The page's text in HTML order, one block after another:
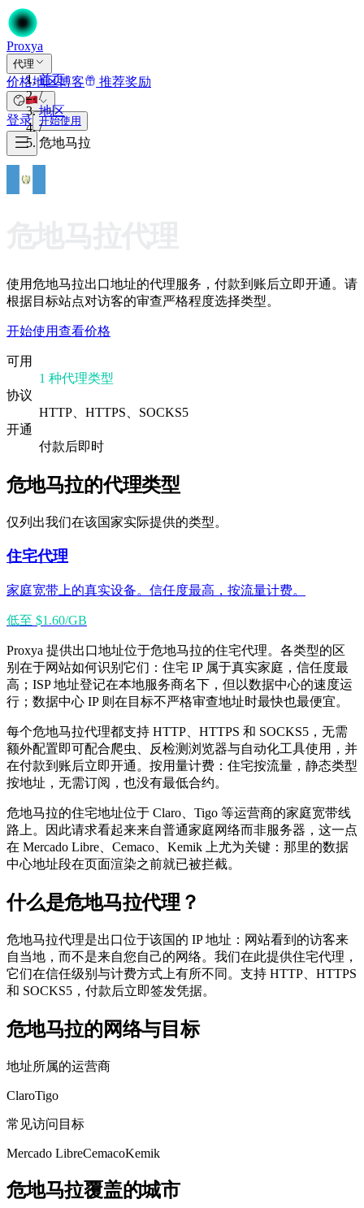
Proxya
代理
价格地区博客 推荐奖励
登录 开始使用
首页
/
地区
/
危地马拉
使用危地马拉出口地址的代理服务，付款到账后立即开通。请
根据目标站点对访客的审查严格程度选择类型。
开始使用查看价格
可用
1 种代理类型
协议
HTTP、HTTPS、SOCKS5
开通
付款后即时
危地马拉的代理类型
仅列出我们在该国家实际提供的类型。
住宅代理
家庭宽带上的真实设备。信任度最高，按流量计费。
低至 $1.60/GB
Proxya 提供出口地址位于危地马拉的住宅代理。各类型的区
别在于网站如何识别它们：住宅 IP 属于真实家庭，信任度最
高；ISP 地址登记在本地服务商名下，但以数据中心的速度运
行；数据中心 IP 则在目标不严格审查地址时最快也最便宜。
每个危地马拉代理都支持 HTTP、HTTPS 和 SOCKS5，无需
额外配置即可配合爬虫、反检测浏览器与自动化工具使用，并
在付款到账后立即开通。按用量计费：住宅按流量，静态类型
按地址，无需订阅，也没有最低合约。
危地马拉的住宅地址位于 Claro、Tigo 等运营商的家庭宽带线
路上。因此请求看起来来自普通家庭网络而非服务器，这一点
在 Mercado Libre、Cemaco、Kemik 上尤为关键：那里的数据
中心地址段在页面渲染之前就已被拦截。
什么是危地马拉代理？
危地马拉代理是出口位于该国的 IP 地址：网站看到的访客来
自当地，而不是来自您自己的网络。我们在此提供住宅代理，
它们在信任级别与计费方式上有所不同。支持 HTTP、HTTPS
和 SOCKS5，付款后立即签发凭据。
危地马拉的网络与目标
地址所属的运营商
ClaroTigo
常见访问目标
Mercado LibreCemacoKemik
危地马拉覆盖的城市